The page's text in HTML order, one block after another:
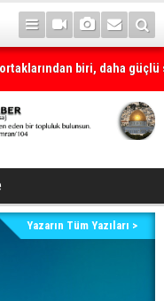
biri, daha
vatanı olmaya devam
Yazarın Tüm Yazıları >